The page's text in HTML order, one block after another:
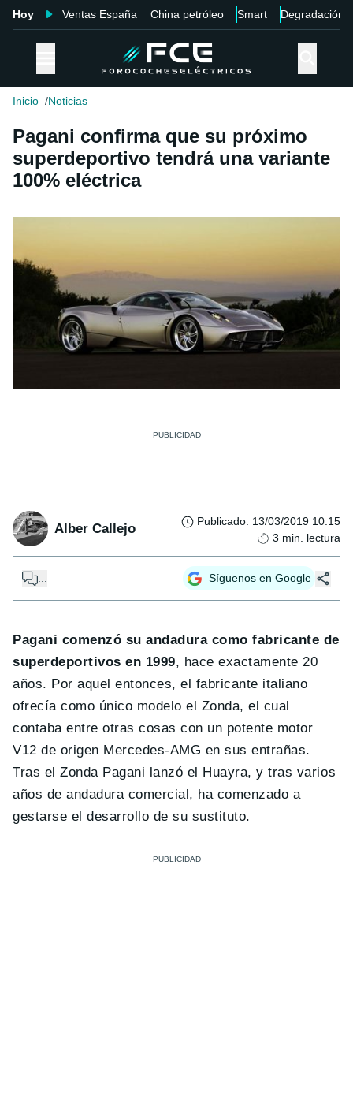
Hoy Ventas España China petróleo Smart Degradación
Inicio Noticias
Pagani confirma que su próximo
superdeportivo tendrá una variante
100% eléctrica
Alber Callejo Publicado: 13/03/2019 10:15
3 min. lectura
... Síguenos en Google
Pagani comenzó su andadura como fabricante de
superdeportivos en 1999, hace exactamente 20
años. Por aquel entonces, el fabricante italiano
ofrecía como único modelo el Zonda, el cual
contaba entre otras cosas con un potente motor
V12 de origen Mercedes-AMG en sus entrañas.
Tras el Zonda Pagani lanzó el Huayra, y tras varios
años de andadura comercial, ha comenzado a
gestarse el desarrollo de su sustituto.